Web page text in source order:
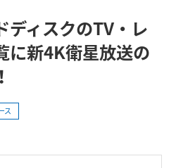
ディスクのTV・レ
に新4K衛星放送の
ス